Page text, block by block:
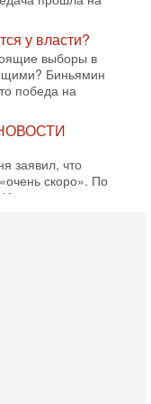
у власти?
выборы в
Биньямин
победа на
НОВОСТИ
заявил, что
скоро». По
ждет